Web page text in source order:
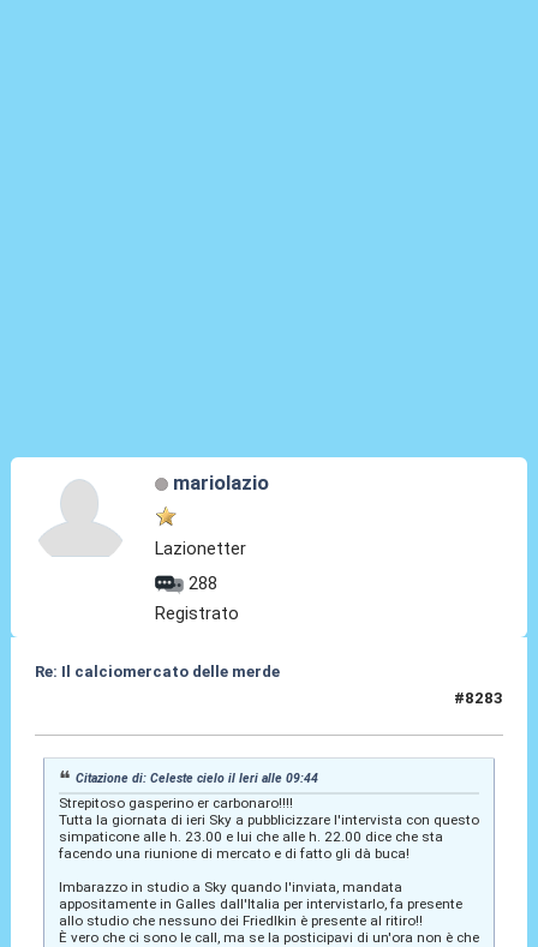
mariolazio
Lazionetter
288
Registrato
Re: Il calciomercato delle merde
#8283
Citazione di: Celeste cielo ilIeri alle 09:44
Strepitoso gasperino er carbonaro!!!!
Tutta la giornata di ieri Sky a pubblicizzare l'intervista con questo
simpaticone alle h. 23.00 e lui che alle h. 22.00 dice che sta
facendo una riunione di mercato e di fatto gli dà buca!
Imbarazzo in studio a Sky quando l'inviata, mandata
appositamente in Galles dall'Italia per intervistarlo, fa presente
allo studio che nessuno dei Friedlkin è presente al ritiro!!
È vero che ci sono le call, ma se la posticipavi di un'ora non è che